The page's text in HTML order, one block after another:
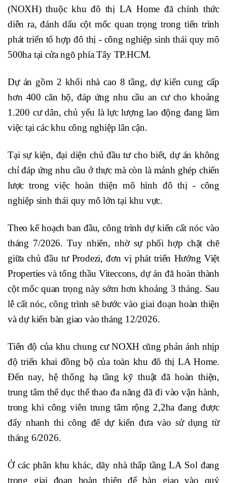
(NOXH) thuộc khu đô thị LA Home đã chính thức
diễn ra, đánh dấu cột mốc quan trọng trong tiến trình
phát triển tổ hợp đô thị - công nghiệp sinh thái quy mô
500ha tại cửa ngõ phía Tây TP.HCM.
Dự án gồm 2 khối nhà cao 8 tầng, dự kiến cung cấp
hơn 400 căn hộ, đáp ứng nhu cầu an cư cho khoảng
1.200 cư dân, chủ yếu là lực lượng lao động đang làm
việc tại các khu công nghiệp lân cận.
Tại sự kiện, đại diện chủ đầu tư cho biết, dự án không
chỉ đáp ứng nhu cầu ở thực mà còn là mảnh ghép chiến
lược trong việc hoàn thiện mô hình đô thị - công
nghiệp sinh thái quy mô lớn tại khu vực.
Theo kế hoạch ban đầu, công trình dự kiến cất nóc vào
tháng 7/2026. Tuy nhiên, nhờ sự phối hợp chặt chẽ
giữa chủ đầu tư Prodezi, đơn vị phát triển Hướng Việt
Properties và tổng thầu Viteccons, dự án đã hoàn thành
cột mốc quan trọng này sớm hơn khoảng 3 tháng. Sau
lễ cất nóc, công trình sẽ bước vào giai đoạn hoàn thiện
và dự kiến bàn giao vào tháng 12/2026.
Tiến độ của khu chung cư NOXH cũng phản ánh nhịp
độ triển khai đồng bộ của toàn khu đô thị LA Home.
Đến nay, hệ thống hạ tầng kỹ thuật đã hoàn thiện,
trung tâm thể dục thể thao đa năng đã đi vào vận hành,
trong khi công viên trung tâm rộng 2,2ha đang được
đẩy nhanh thi công để dự kiến đưa vào sử dụng từ
tháng 6/2026.
Ở các phân khu khác, dãy nhà thấp tầng LA Sol đang
trong giai đoạn hoàn thiện để bàn giao vào quý